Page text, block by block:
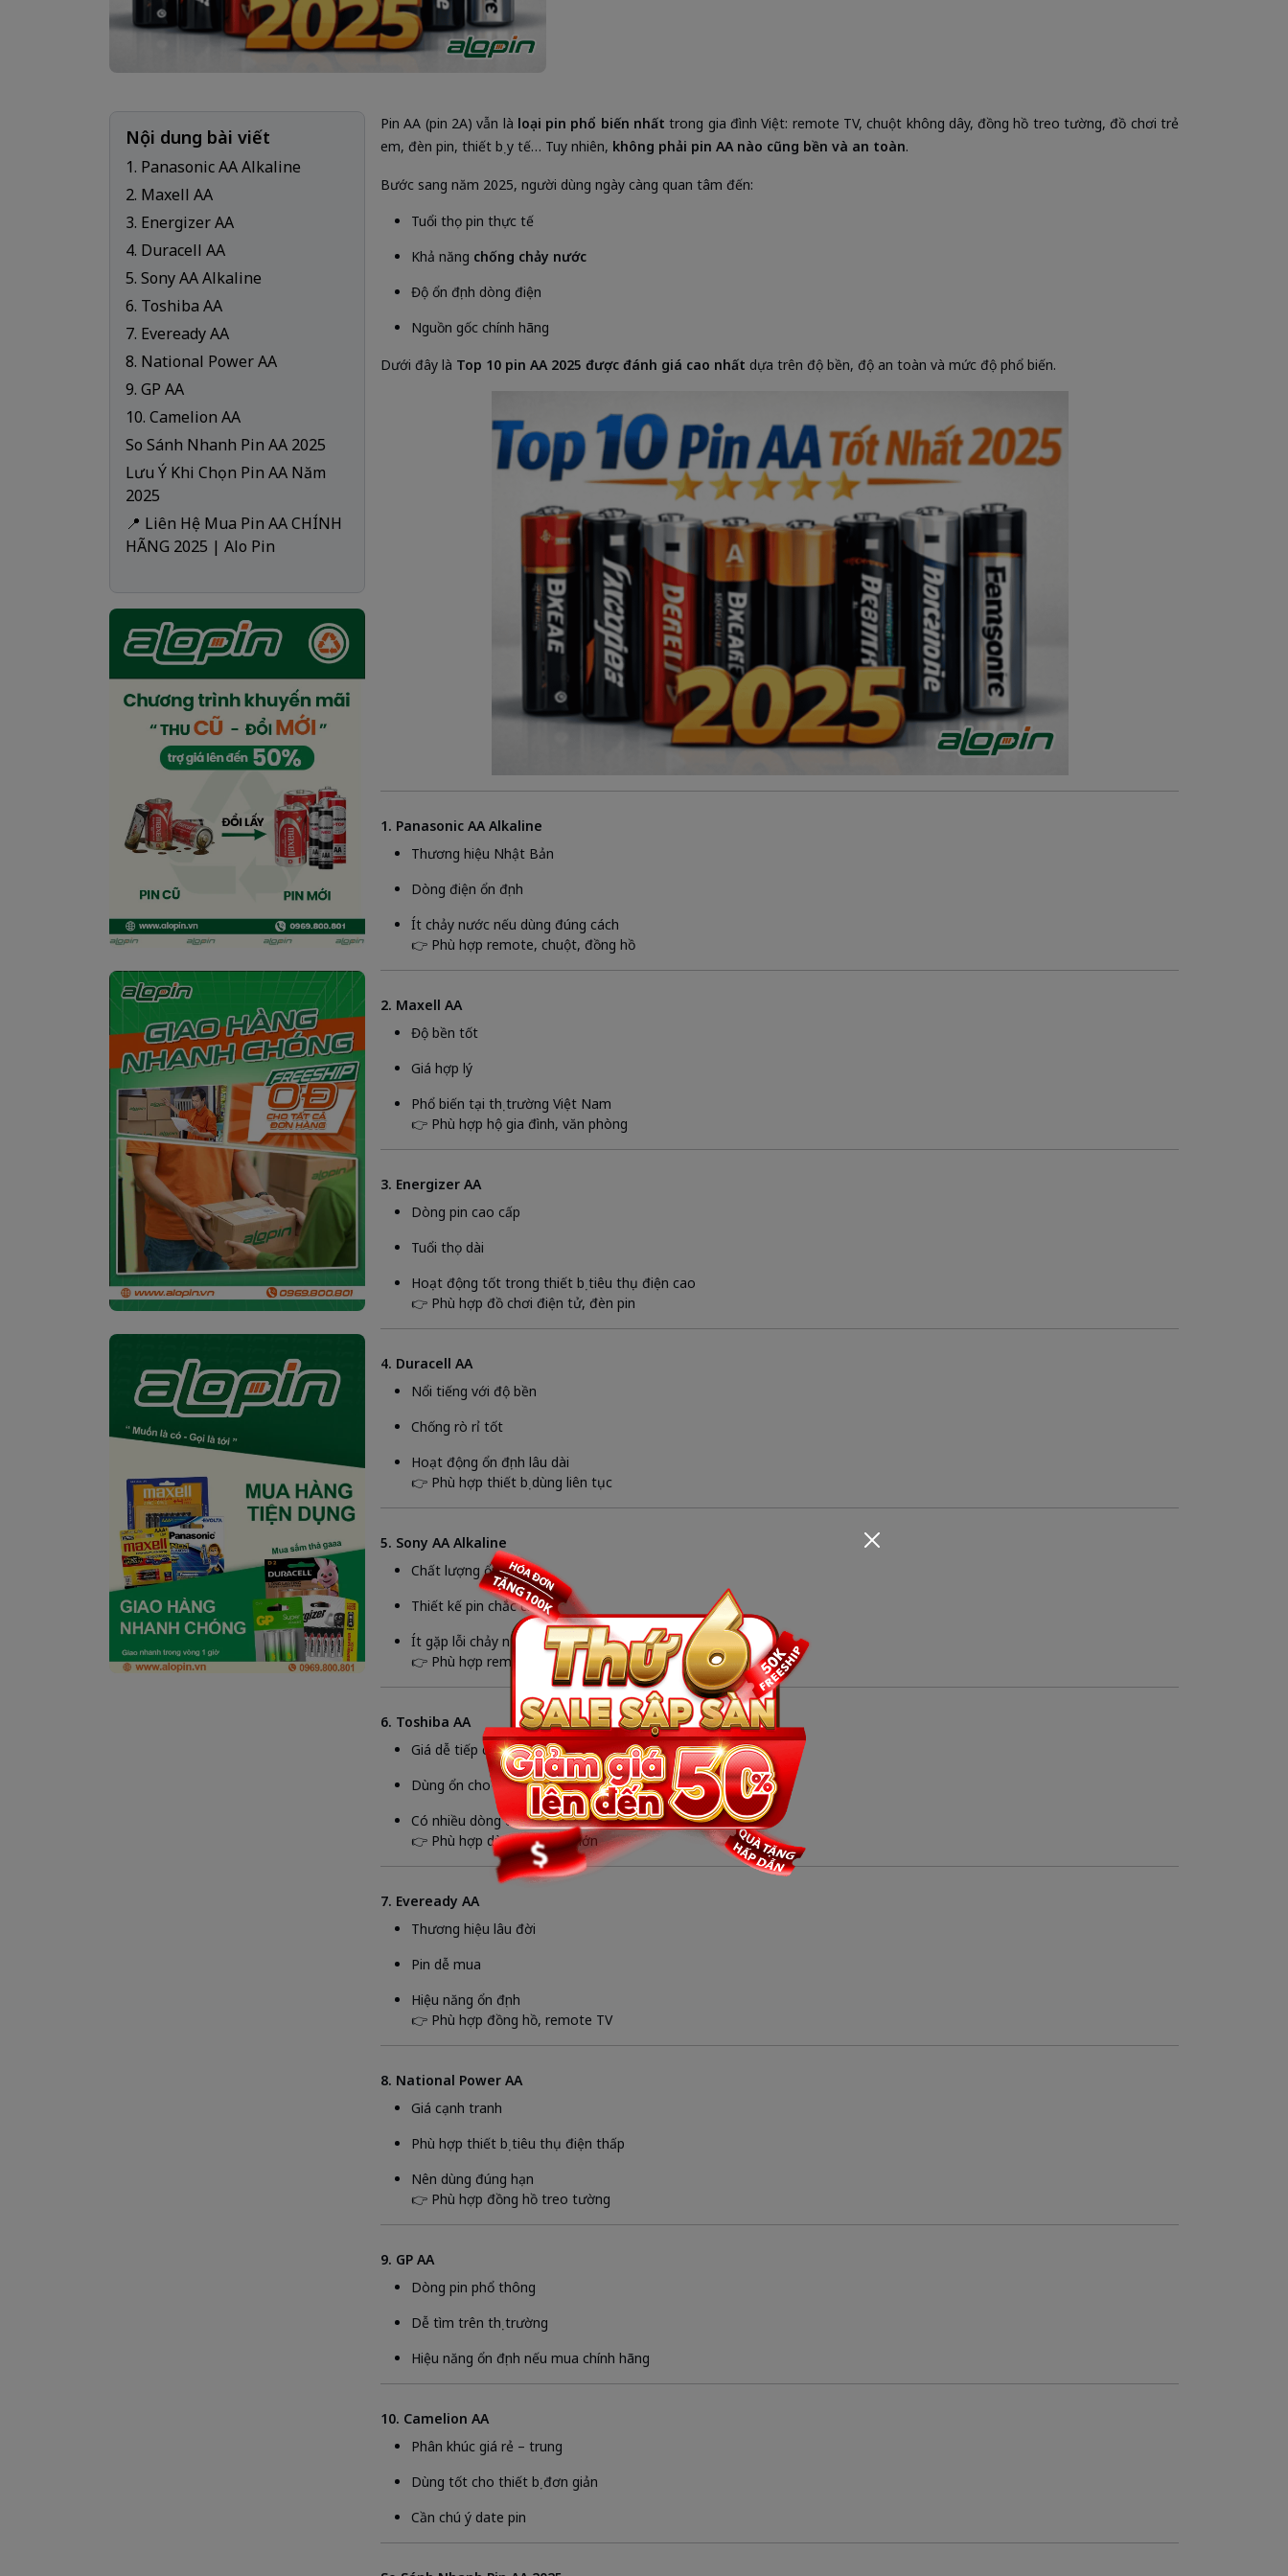
Nội dung bài viết
1. Panasonic AA Alkaline
2. Maxell AA
3. Energizer AA
4. Duracell AA
5. Sony AA Alkaline
6. Toshiba AA
7. Eveready AA
8. National Power AA
9. GP AA
10. Camelion AA
So Sánh Nhanh Pin AA 2025
Lưu Ý Khi Chọn Pin AA Năm
2025
📍 Liên Hệ Mua Pin AA CHÍNH
HÃNG 2025 | Alo Pin
Pin AA (pin 2A) vẫn là loại pin phổ biến nhất trong gia đình Việt: remote TV, chuột không dây, đồng hồ treo tường, đồ chơi trẻ
em, đèn pin, thiết bị y tế… Tuy nhiên, không phải pin AA nào cũng bền và an toàn.
Bước sang năm 2025, người dùng ngày càng quan tâm đến:
Tuổi thọ pin thực tế
Khả năng chống chảy nước
Độ ổn định dòng điện
Nguồn gốc chính hãng
Dưới đây là Top 10 pin AA 2025 được đánh giá cao nhất dựa trên độ bền, độ an toàn và mức độ phổ biến.
1. Panasonic AA Alkaline
Thương hiệu Nhật Bản
Dòng điện ổn định
Ít chảy nước nếu dùng đúng cách
👉 Phù hợp remote, chuột, đồng hồ
2. Maxell AA
Độ bền tốt
Giá hợp lý
Phổ biến tại thị trường Việt Nam
👉 Phù hợp hộ gia đình, văn phòng
3. Energizer AA
Dòng pin cao cấp
Tuổi thọ dài
Hoạt động tốt trong thiết bị tiêu thụ điện cao
👉 Phù hợp đồ chơi điện tử, đèn pin
4. Duracell AA
Nổi tiếng với độ bền
Chống rò rỉ tốt
Hoạt động ổn định lâu dài
👉 Phù hợp thiết bị dùng liên tục
5. Sony AA Alkaline
Chất lượng ổn định
Thiết kế pin chắc chắn
Ít gặp lỗi chảy nước
👉 Phù hợp remote, thiết bị gia đình
6. Toshiba AA
Giá dễ tiếp cận
Dùng ổn cho nhu cầu cơ bản
Có nhiều dòng cho lựa chọn
👉 Phù hợp dùng số lượng lớn
7. Eveready AA
Thương hiệu lâu đời
Pin dễ mua
Hiệu năng ổn định
👉 Phù hợp đồng hồ, remote TV
8. National Power AA
Giá cạnh tranh
Phù hợp thiết bị tiêu thụ điện thấp
Nên dùng đúng hạn
👉 Phù hợp đồng hồ treo tường
9. GP AA
Dòng pin phổ thông
Dễ tìm trên thị trường
Hiệu năng ổn định nếu mua chính hãng
10. Camelion AA
Phân khúc giá rẻ – trung
Dùng tốt cho thiết bị đơn giản
Cần chú ý date pin